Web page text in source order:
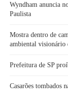
Wyndham anuncia
Paulista
Mostra dentro de
ambiental visionário
Prefeitura de SP
Casarões tombados